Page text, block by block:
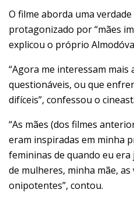
O filme aborda uma
protagonizado por “mães
explicou o próprio
“Agora me interessam mais
questionáveis, ou que
difíceis”, confessou o
“As mães (dos filmes
eram inspiradas em minha
femininas de quando eu
de mulheres, minha mãe,
onipotentes”, contou.